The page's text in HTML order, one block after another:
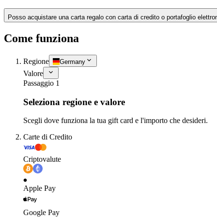
Posso acquistare una carta regalo con carta di credito o portafoglio
Come funziona
Regione Germany
Valore
Passaggio 1
Seleziona regione e valore
Scegli dove funziona la tua gift card e l'importo che desideri.
Carte di Credito
Criptovalute
Apple Pay
Google Pay